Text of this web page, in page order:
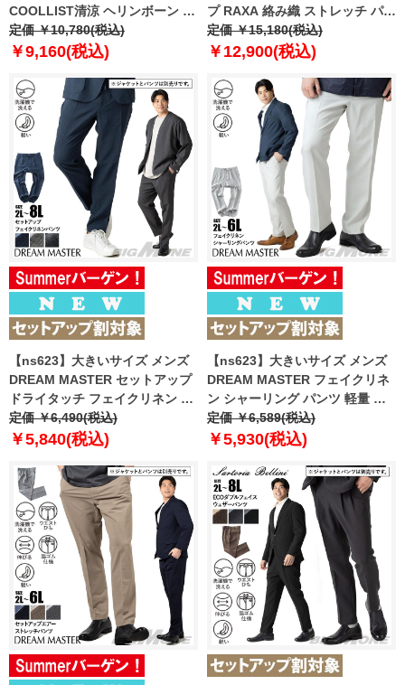
COOLLIST清涼 ヘリンボーン ス
トレッチ パンツ 軽量 ウォッシャ
ブル スマリラ 春夏新作
定価 ￥10,780(税込)
￥9,160(税込)
プ RAXA 絡み織 ストレッチ パン
ツ 春夏新作 tzpt-33b 【fre】
定価 ￥15,180(税込)
￥12,900(税込)
【ns623】大きいサイズ メンズ
DREAM MASTER セットアップ
ドライタッチ フェイクリネン カ
ジュアル パンツ 軽量 ウォッシャ
ブル スマリラ 春夏新作 dm-
定価 ￥6,490(税込)
￥5,840(税込)
【ns623】大きいサイズ メンズ
DREAM MASTER フェイクリネ
ン シャーリング パンツ 軽量 ウ
ォッシャブル スマリラ 春夏新作
dm-ps2614ses 【fre】
定価 ￥6,589(税込)
￥5,930(税込)